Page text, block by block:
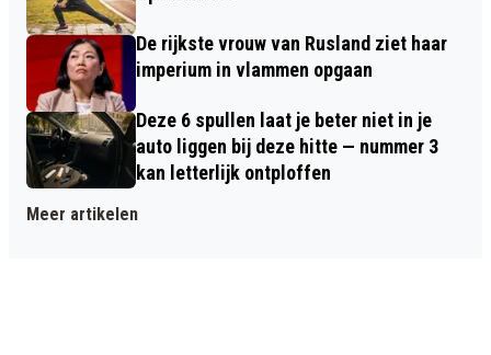
De rijkste vrouw van Rusland ziet haar
imperium in vlammen opgaan
Deze 6 spullen laat je beter niet in je
auto liggen bij deze hitte — nummer 3
kan letterlijk ontploffen
Meer artikelen